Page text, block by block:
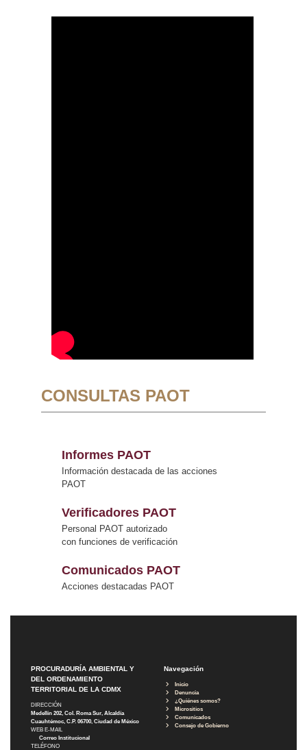
CONSULTAS PAOT
Informes PAOT
Información destacada de las acciones
PAOT
Verificadores PAOT
Personal PAOT autorizado
con funciones de verificación
Comunicados PAOT
Acciones destacadas PAOT
PROCURADURÍA AMBIENTAL Y
DEL ORDENAMIENTO
TERRITORIAL DE LA CDMX
DIRECCIÓN
Medellín 202, Col. Roma Sur, Alcaldía
Cuauhtémoc, C.P. 06700, Ciudad de México
WEB E-MAIL
Correo Institucional
TELÉFONO
Navegación
Inicio
Denuncia
¿Quiénes somos?
Micrositios
Comunicados
Consejo de Gobierno